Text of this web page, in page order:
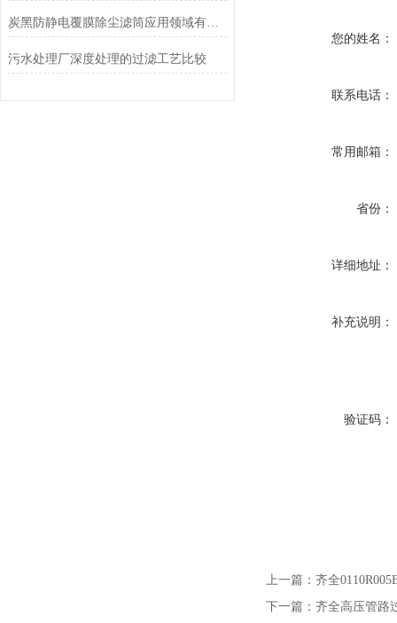
炭黑防静电覆膜除尘滤筒应用领域有哪些
污水处理厂深度处理的过滤工艺比较
您的姓名：
联系电话：
常用邮箱：
省份：
详细地址：
补充说明：
验证码：
上一篇： 齐全
下一篇： 齐全高压管路